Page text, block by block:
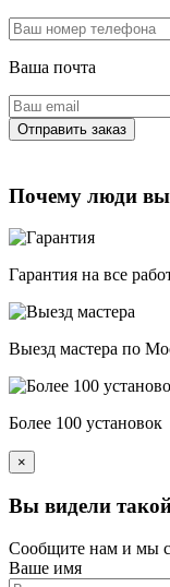
Ваша почта
Почему люди
Гарантия на все
Выезд мастера по
Более 100 установок
×
Вы видели
Сообщите нам и мы
Ваше имя